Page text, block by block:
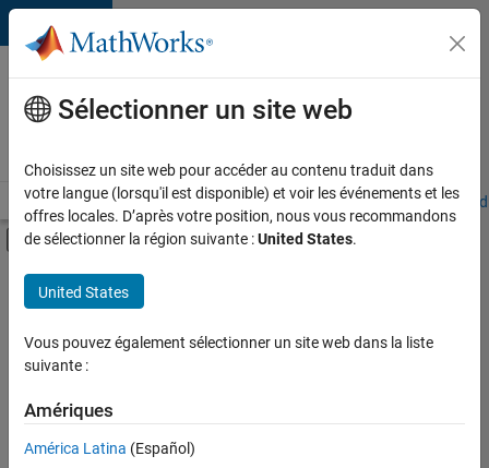
Passer au contenu
Votre
carrière
chez
Accueil Explorer nos opportunités Adresses de nos bureaux
Activer/désactiver l'affichage du menu
Contenu principal
FILTRER PAR
Technologies de l’information
Ventes commerciales
Communication marketing
Actuellement,
Sélectionner un site web
Choisissez un site web pour accéder au contenu traduit dans
votre langue (lorsqu'il est disponible) et voir les événements et les
offres locales. D’après votre position, nous vous recommandons
de sélectionner la région suivante :United States.
United States
Vous pouvez également sélectionner un site web dans la liste
suivante :
Amériques
América Latina (Español)